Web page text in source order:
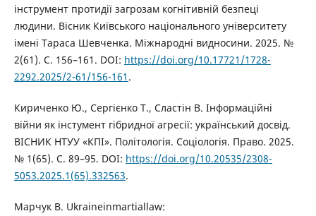
інструмент протидії загрозам когнітивній безпеці
людини. Вісник Київського національного університету
імені Тараса Шевченка. Міжнародні видносини. 2025. №
2(61). С. 156–161. DOI: https://doi.org/10.17721/1728-
2292.2025/2-61/156-161 .
Кириченко Ю., Сергієнко Т., Сластін В. Інформаційні
війни як інстумент гібридної агресії: український досвід.
ВІСНИК НТУУ «КПІ». Політологія. Соціологія. Право. 2025.
№ 1(65). С. 89–95. DOI: https://doi.org/10.20535/2308-
5053.2025.1(65).332563.
Марчук В. Ukraineinmartiallaw: